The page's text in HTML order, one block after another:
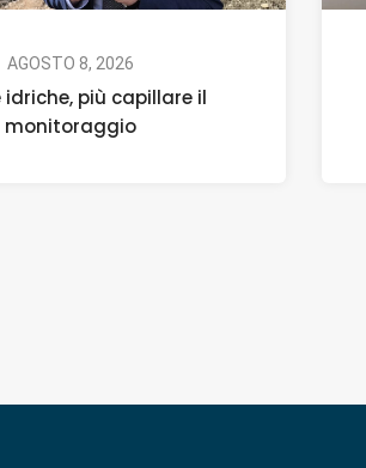
AGOSTO 8, 2026
idriche, più capillare il
monitoraggio